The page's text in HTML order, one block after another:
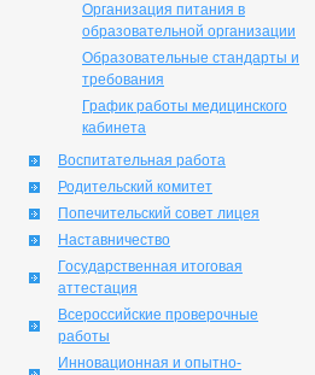
Организация питания в
образовательной организации
Образовательные стандарты и
требования
График работы медицинского
кабинета
Воспитательная работа
Родительский комитет
Попечительский совет лицея
Наставничество
Государственная итоговая
аттестация
Всероссийские проверочные
работы
Инновационная и опытно-